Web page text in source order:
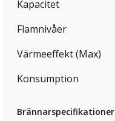
Kapacitet
Flamnivåer
Värmeeffekt (Max)
Konsumption
Brännarspecifikationer